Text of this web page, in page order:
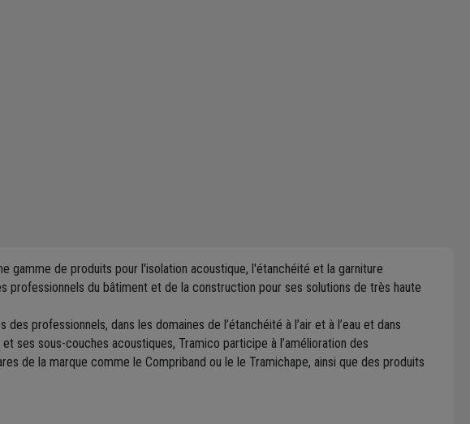
gamme de produits pour l'isolation acoustique, l'étanchéité et la garniture
professionnels du bâtiment et de la construction pour ses solutions de très haute
professionnels, dans les domaines de l’étanchéité à l’air et à l’eau et dans
ses sous-couches acoustiques, Tramico participe à l’amélioration des
de la marque comme le Compriband ou le le Tramichape, ainsi que des produits